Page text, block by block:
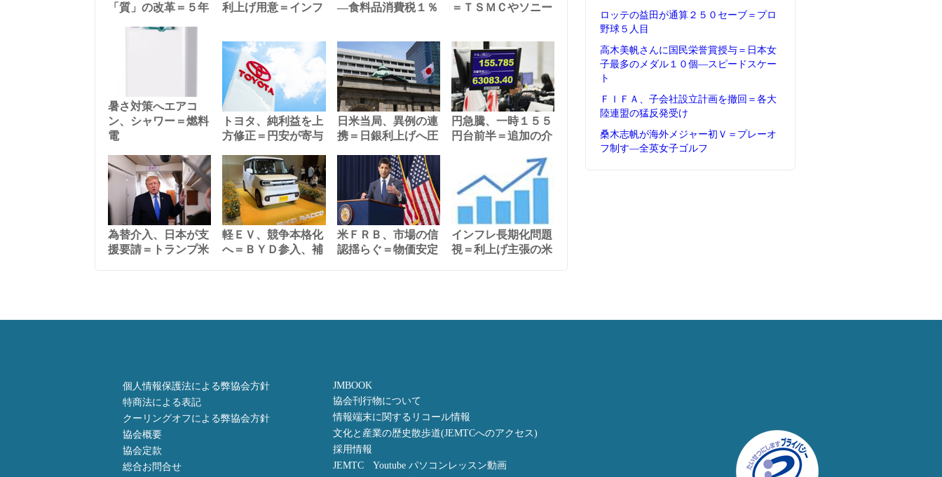
「質」の改革＝５年
利上げ用意＝インフ
―食料品消費税１％
＝ＴＳＭＣやソニー
暑さ対策へエアコ
ン、シャワー＝燃料
電
トヨタ、純利益を上
方修正＝円安が寄与
日米当局、異例の連
携＝日銀利上げへ圧
円急騰、一時１５５
円台前半＝追加の介
為替介入、日本が支
援要請＝トランプ米
軽ＥＶ、競争本格化
へ＝ＢＹＤ参入、補
米ＦＲＢ、市場の信
認揺らぐ＝物価安定
インフレ長期化問題
視＝利上げ主張の米
ロッテの益田が通算２５０セーブ＝プロ
野球５人目
高木美帆さんに国民栄誉賞授与＝日本女
子最多のメダル１０個―スピードスケー
ト
ＦＩＦＡ、子会社設立計画を撤回＝各大
陸連盟の猛反発受け
桑木志帆が海外メジャー初Ｖ＝プレーオ
フ制す―全英女子ゴルフ
個人情報保護法による弊協会方針
特商法による表記
クーリングオフによる弊協会方針
協会概要
協会定款
総合お問合せ
JMBOOK
協会刊行物について
情報端末に関するリコール情報
文化と産業の歴史散歩道(JEMTCへのアクセス)
採用情報
JEMTC Youtube パソコンレッスン動画